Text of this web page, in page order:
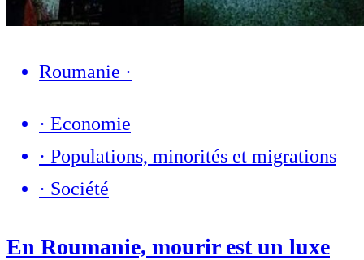
Roumanie ·
· Economie
· Populations, minorités et migrations
· Société
En Roumanie, mourir est un luxe